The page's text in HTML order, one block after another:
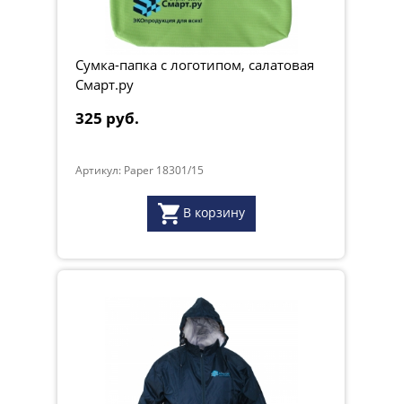
Сумка-папка с логотипом, салатовая
Смарт.ру
325 руб.
Артикул: Paper 18301/15
В корзину